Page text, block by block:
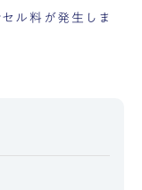
ル料が発生しま